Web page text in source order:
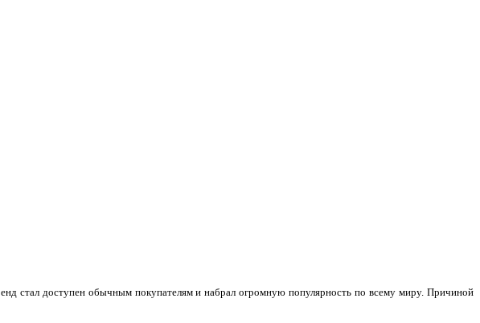
стал доступен обычным покупателям и набрал огромную популярность по всему миру. Причиной